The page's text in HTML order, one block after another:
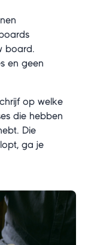
board.
en geen
op welke
die hebben
Die
ga je